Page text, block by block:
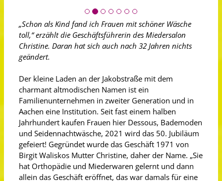
„Schon als Kind fand ich Frauen mit schöner Wäsche
toll,“ erzählt die Geschäftsführerin des Miedersalon
Christine. Daran hat sich auch nach 32 Jahren nichts
geändert.
Der kleine Laden an der Jakobstraße mit dem
charmant altmodischen Namen ist ein
Familienunternehmen in zweiter Generation und in
Aachen eine Institution. Seit fast einem halben
Jahrhundert kaufen Frauen hier Dessous, Bademoden
und Seidennachtwäsche, 2021 wird das 50. Jubiläum
gefeiert! Gegründet wurde das Geschäft 1971 von
Birgit Waliskos Mutter Christine, daher der Name. „Sie
hat Orthopädie und Miederwaren gelernt und dann
allein das Geschäft eröffnet, das war damals für eine